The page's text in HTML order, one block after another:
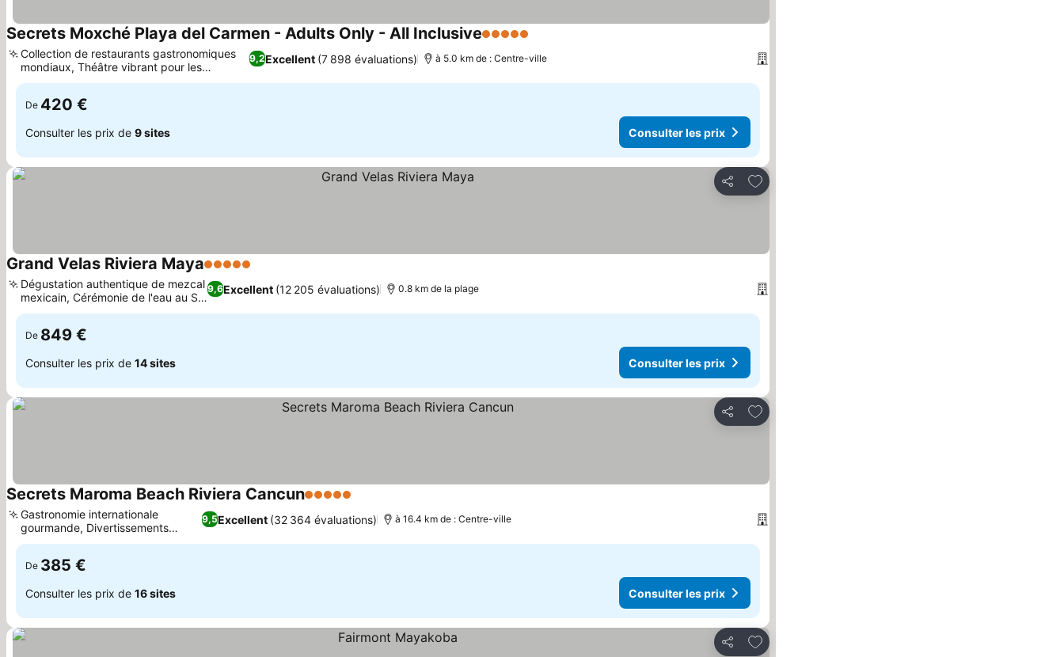
Secrets Moxché Playa del Carmen - Adults Only - All Inclusive5 Étoiles
9,2Excellent (7 898 évaluations)
Collection de restaurants gastronomiques
mondiaux, Théâtre vibrant pour les
divertissements en soirée
à 5.0 km de : Centre-ville
De 420 €
Consulter les prix de 9 sites Consulter les prix
Partager
Ajouter à mes favoris
Grand Velas Riviera Maya5 Étoiles
9,6Excellent (12 205 évaluations)
Dégustation authentique de mezcal
mexicain, Cérémonie de l'eau au SE
Spa
0.8 km de la plage
De 849 €
Consulter les prix de 14 sites Consulter les prix
Partager
Ajouter à mes favoris
Secrets Maroma Beach Riviera Cancun5 Étoiles
9,5Excellent (32 364 évaluations)
Gastronomie internationale
gourmande, Divertissements
quotidiens variés
à 16.4 km de : Centre-ville
De 385 €
Consulter les prix de 16 sites Consulter les prix
Partager
Ajouter à mes favoris